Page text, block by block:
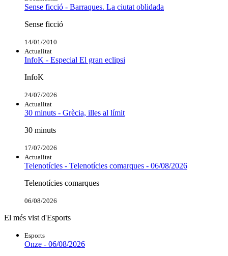
Sense ficció - Barraques. La ciutat oblidada
Sense ficció
14/01/2010
Actualitat
InfoK - Especial El gran eclipsi
InfoK
24/07/2026
Actualitat
30 minuts - Grècia, illes al límit
30 minuts
17/07/2026
Actualitat
Telenotícies - Telenotícies comarques - 06/08/2026
Telenotícies comarques
06/08/2026
El més vist d'Esports
Esports
Onze - 06/08/2026